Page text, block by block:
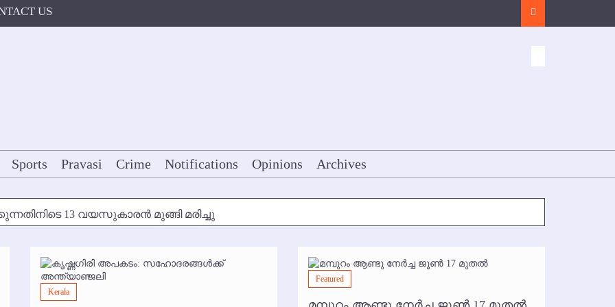
US
Search
Sports Pravasi Crime Notifications Opinions Archives
13 വയസുകാരന്‍ മുങ്ങി മരിച്ചു
മുതല്‍
ഇല്ല
Kerala
Featured